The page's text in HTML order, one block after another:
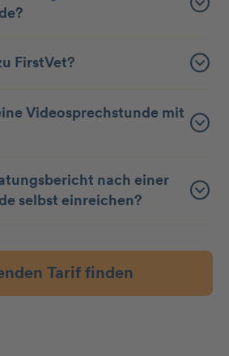
FirstVet?
Videosprechstunde mit
nach einer
selbst einreichen?
Tarif finden